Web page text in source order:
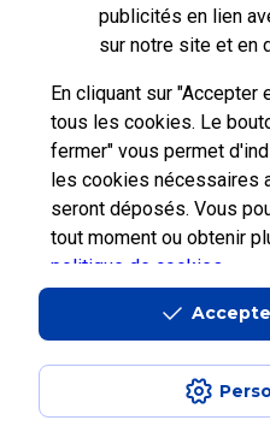
publicités en lien
sur notre site et en
En cliquant sur
tous les cookies. Le
fermer" vous permet
les cookies nécessaires
seront déposés. Vous
tout moment ou obtenir
politique de cookies
Collectivités